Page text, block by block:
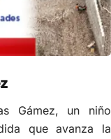
Gámez, un niño
que avanza la